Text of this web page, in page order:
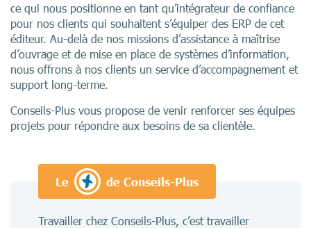
ce qui nous positionne en tant qu’intégrateur de confiance
pour nos clients qui souhaitent s’équiper des ERP de cet
éditeur. Au-delà de nos missions d’assistance à maîtrise
d’ouvrage et de mise en place de systèmes d’information,
nous offrons à nos clients un service d’accompagnement et
support long-terme.
Conseils-Plus vous propose de venir renforcer ses équipes
projets pour répondre aux besoins de sa clientèle.
Le de Conseils-Plus
Travailler chez Conseils-Plus, c’est travailler